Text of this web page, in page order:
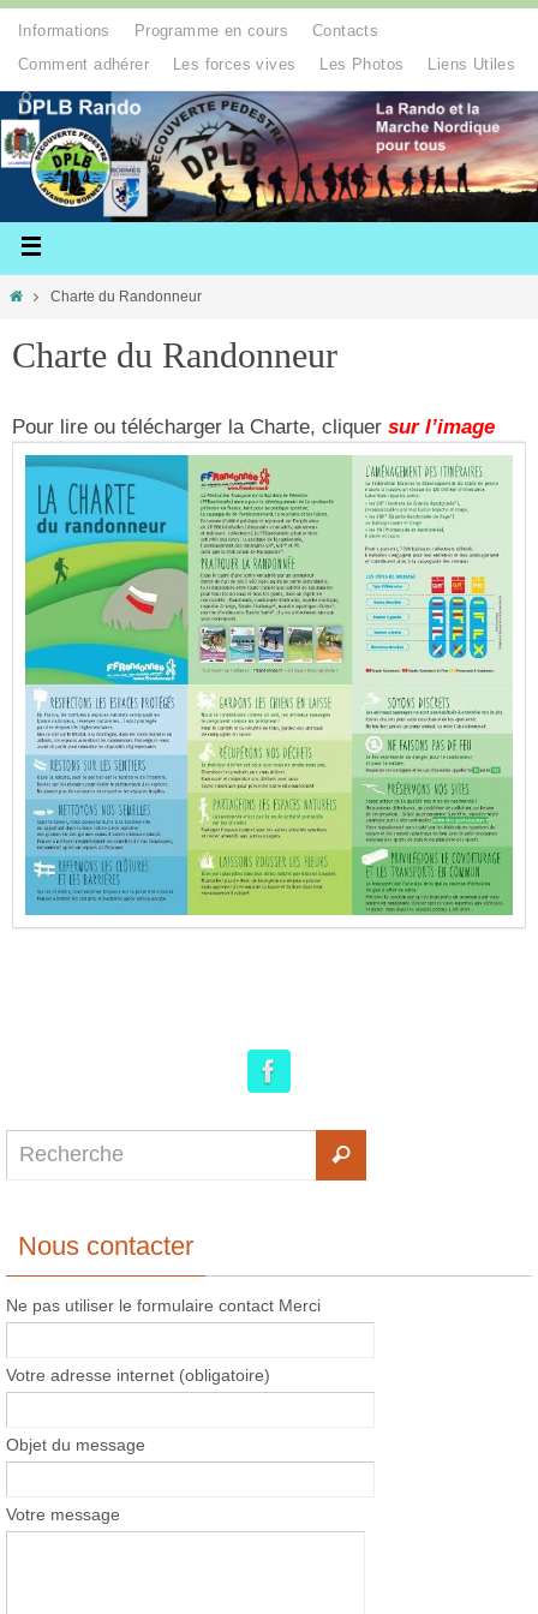
Informations Programme en cours
Contacts
Comment adhérer
Les forces vives Les Photos Liens Utiles
Charte du Randonneur
Charte du Randonneur
Pour lire ou télécharger la Charte, cliquer sur l’image
Nous contacter
Ne pas utiliser le formulaire contact Merci
Votre adresse internet (obligatoire)
Objet du message
Votre message